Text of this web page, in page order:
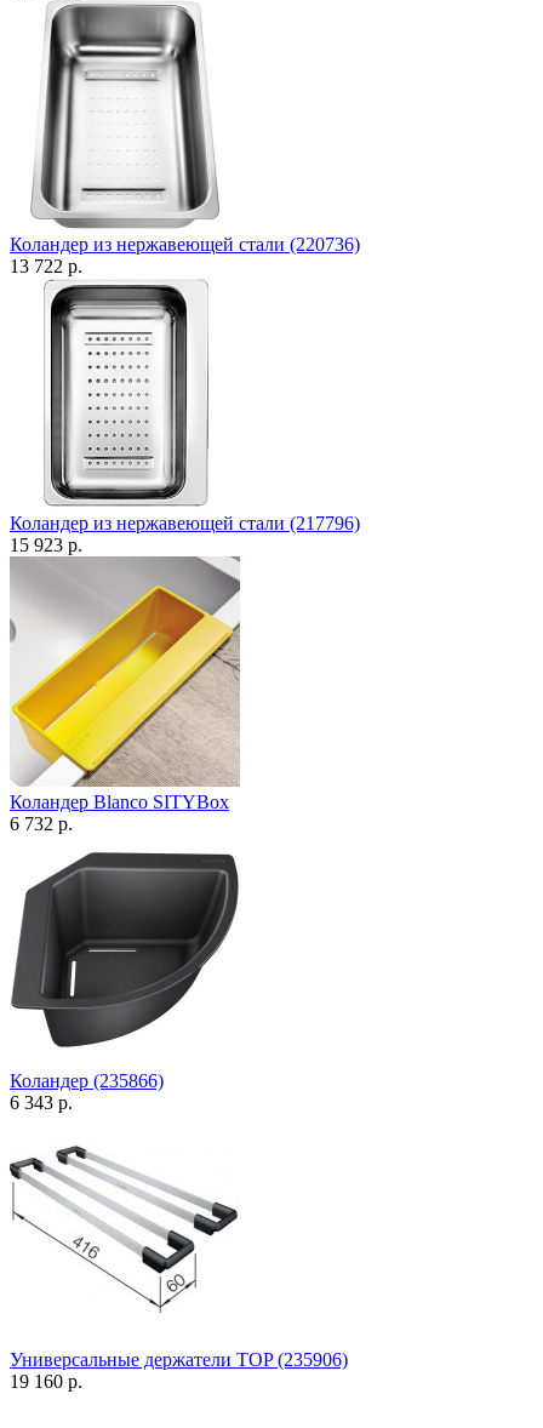
Коландер из нержавеющей стали (220736)
13 722 р.
Коландер из нержавеющей стали (217796)
15 923 р.
Коландер Blanco SITYBox
6 732 р.
Коландер (235866)
6 343 р.
Универсальные держатели TOP (235906)
19 160 р.